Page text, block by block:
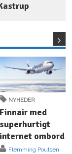
NYHEDER
Finnair med
superhurtigt
internet ombord
Flemming Poulsen